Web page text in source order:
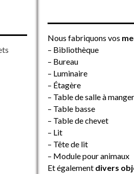
Nous fabriquons vos
– Bibliothèque
– Bureau
– Luminaire
– Étagère
– Table de salle à manger
– Table basse
– Table de chevet
– Lit
– Tête de lit
– Module pour animaux
Et également divers